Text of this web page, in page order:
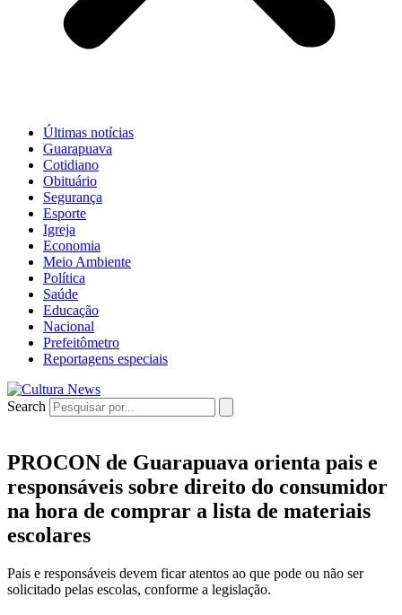
Últimas notícias
Guarapuava
Cotidiano
Obituário
Segurança
Esporte
Igreja
Economia
Meio Ambiente
Política
Saúde
Educação
Nacional
Prefeitômetro
Reportagens especiais
Search
PROCON de Guarapuava orienta pais e
responsáveis sobre direito do consumidor
na hora de comprar a lista de materiais
escolares
Pais e responsáveis devem ficar atentos ao que pode ou não ser
solicitado pelas escolas, conforme a legislação.